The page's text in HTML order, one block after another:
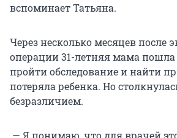
вспоминает Татьяна.
Через несколько месяцев после
операции 31-летняя мама пошла
пройти обследование и найти
потеряла ребенка. Но
безразличием.
— Я понимаю, что для врачей